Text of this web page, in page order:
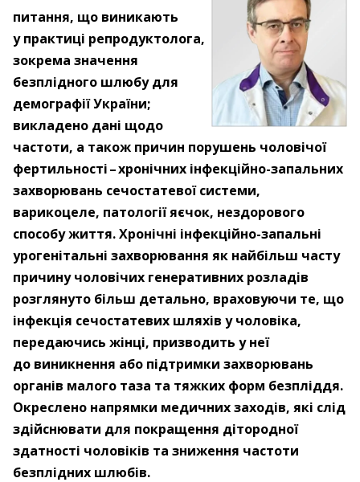
питання, що виникають
у практиці репродуктолога,
зокрема значення
безплідного шлюбу для
демографії України;
викладено дані щодо
частоти, а також причин порушень чоловічої
фертильності – ​хронічних інфекційно-запальних
захворювань сечостатевої системи,
варикоцеле, патології яєчок, нездорового
способу життя. Хронічні інфекційно-запальні
урогенітальні захворювання як найбільш часту
причину чоловічих генеративних розладів
розглянуто більш детально, враховуючи те, що
інфекція сечостатевих шляхів у чоловіка,
передаючись жінці, призводить у неї
до виникнення або підтримки захворювань
органів малого таза та тяжких форм безпліддя.
Окреслено напрямки медичних заходів, які слід
здійснювати для покращення дітородної
здатності чоловіків та зниження частоти
безплідних шлюбів.